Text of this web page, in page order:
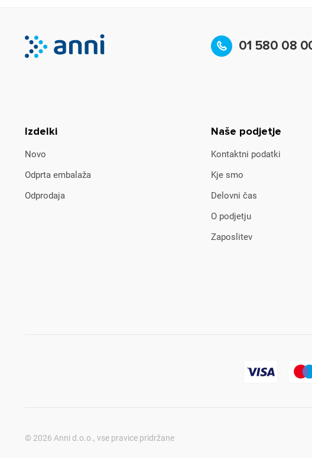
01 580 08
Izdelki
Novo
Odprta embalaža
Odprodaja
Naše podjetje
Kontaktni podatki
Kje smo
Delovni čas
O podjetju
Zaposlitev
© 2026 Anni d.o.o., vse pravice pridržane